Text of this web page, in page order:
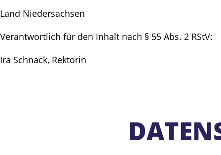
Land Niedersachsen
Verantwortlich für den Inhalt nach § 55 Abs. 2 RStV:
Ira Schnack, Rektorin